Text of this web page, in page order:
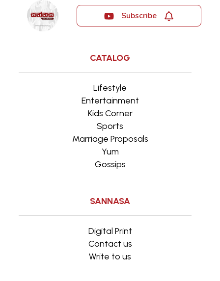
Subscribe
CATALOG
Lifestyle
Entertainment
Kids Corner
Sports
Marriage Proposals
Yum
Gossips
SANNASA
Digital Print
Contact us
Write to us